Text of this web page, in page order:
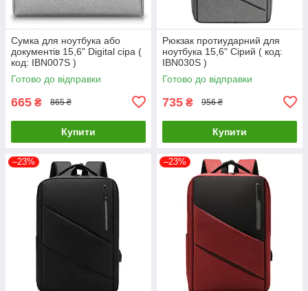
Сумка для ноутбука або
документів 15,6" Digital сіра (
код: IBN007S )
Готово до відправки
665 ₴ 865 ₴
Купити
Рюкзак протиударний для
ноутбука 15,6" Сірий ( код:
IBN030S )
Готово до відправки
735 ₴ 956 ₴
Купити
–23% –23%